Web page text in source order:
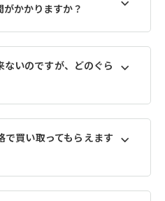
かかりますか？
いのですが、どのぐら
で買い取ってもらえます